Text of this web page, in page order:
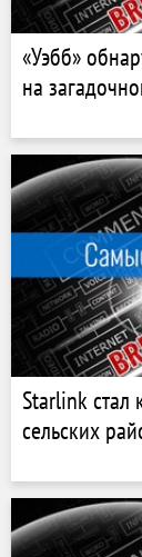
«Уэбб»
на
Starlink стал
сельских